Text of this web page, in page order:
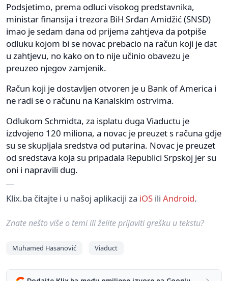
Podsjetimo, prema odluci visokog predstavnika,
ministar finansija i trezora BiH Srđan Amidžić (SNSD)
imao je sedam dana od prijema zahtjeva da potpiše
odluku kojom bi se novac prebacio na račun koji je dat
u zahtjevu, no kako on to nije učinio obavezu je
preuzeo njegov zamjenik.
Račun koji je dostavljen otvoren je u Bank of America i
ne radi se o računu na Kanalskim ostrvima.
Odlukom Schmidta, za isplatu duga Viaductu je
izdvojeno 120 miliona, a novac je preuzet s računa gdje
su se skupljala sredstva od putarina. Novac je preuzet
od sredstava koja su pripadala Republici Srpskoj jer su
oni i napravili dug.
Klix.ba čitajte i u našoj aplikaciji za iOS ili Android.
Znate nešto više o temi ili želite prijaviti grešku u tekstu?
Muhamed Hasanović Viaduct